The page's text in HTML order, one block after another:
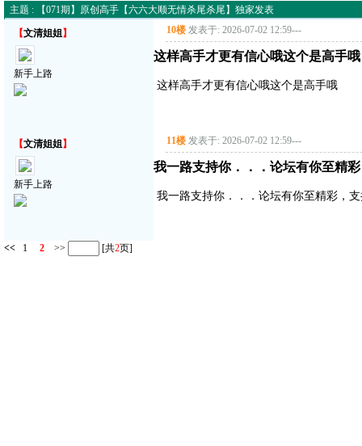
主题 : 【071期】原创高手【六六大顺无情杀尾杀尾】独家发表
【文清姐姐】
新手上路
10楼 发表于: 2026-07-02 12:59---
这样高手才更有信心哦这个是高手哦
这样高手才更有信心哦这个是高手哦
【文清姐姐】
新手上路
11楼 发表于: 2026-07-02 12:59---
我一路支持你．．．论坛有你至精
我一路支持你．．．论坛有你至精彩，
<< 1 2 >> [共2页]